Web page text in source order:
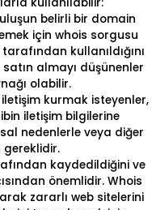
belirli bir domain
için whois sorgusu
kullanıldığını
almayı düşünenler
olabilir.
kurmak isteyenler,
iletişim bilgilerine
nedenlerle veya diğer
gereklidir.
kaydedildiğini ve
önemlidir. Whois
zararlı web sitelerini